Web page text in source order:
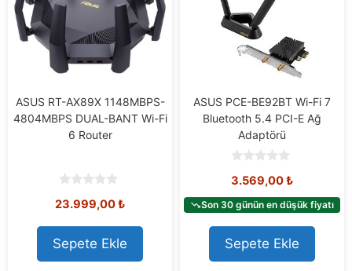
ASUS RT-AX89X 1148MBPS-
4804MBPS DUAL-BANT Wi-Fi
6 Router
o
t
o
f
5
23.999,00₺
Sepete Ekle
ASUS PCE-BE92BT Wi-Fi 7
Bluetooth 5.4 PCI-E Ağ
Adaptörü
o
t
o
f
5
3.569,00₺
Son 30 günün en düşük fiyatı
Sepete Ekle